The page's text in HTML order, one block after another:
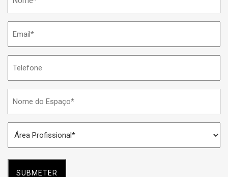
do
Espaço
Profissional
*